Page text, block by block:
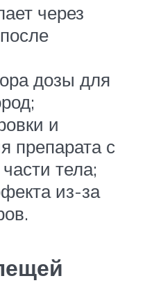
через
дозы для
и
препарата с
тела;
из-за